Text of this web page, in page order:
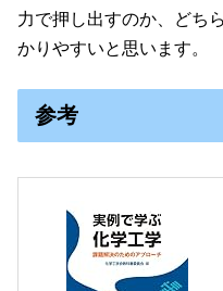
力で押し出すのか、どち
かりやすいと思います。
参考